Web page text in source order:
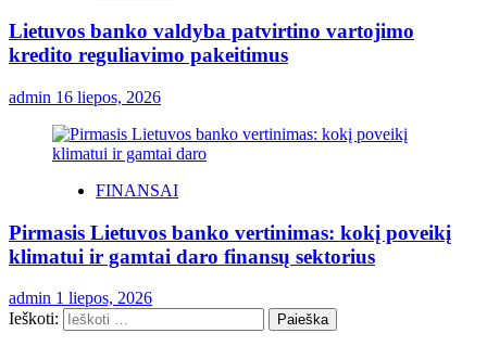
Lietuvos banko valdyba patvirtino vartojimo
kredito reguliavimo pakeitimus
admin 16 liepos, 2026
FINANSAI
Pirmasis Lietuvos banko vertinimas: kokį poveikį
klimatui ir gamtai daro finansų sektorius
admin 1 liepos, 2026
Ieškoti: